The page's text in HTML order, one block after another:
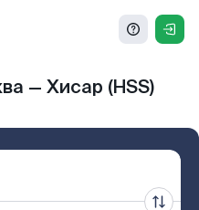
— Хисар (HSS)